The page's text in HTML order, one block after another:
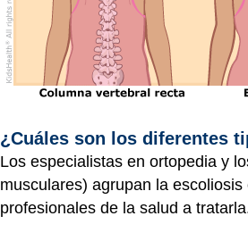
¿Cuáles son los diferentes
Los especialistas en ortopedia y
musculares) agrupan la
profesionales de la salud a